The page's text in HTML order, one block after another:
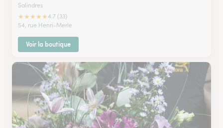
Salindres
★★★★★4.7 (33)
54, rue Henri-Merle
Voir la boutique